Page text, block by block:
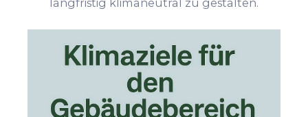
langfristig klimaneutral zu gestalten.